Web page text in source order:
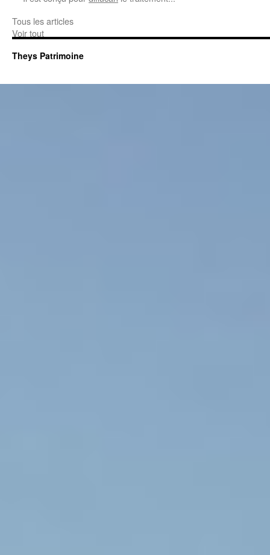
Tous les articles
Voir tout
Theys Patrimoine